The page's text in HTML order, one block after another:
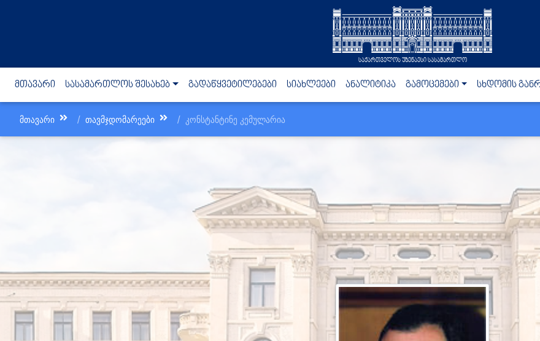
საქართველოს უზენაესი სასამართლო
მთავარი(current)
სასამართლოს შესახებ გადაწყვეტილებები სიახლეები ანალიტიკა გამოცემები სხდომის
მთავარი თავმჯდომარეები კონსტანტინე კემულარია